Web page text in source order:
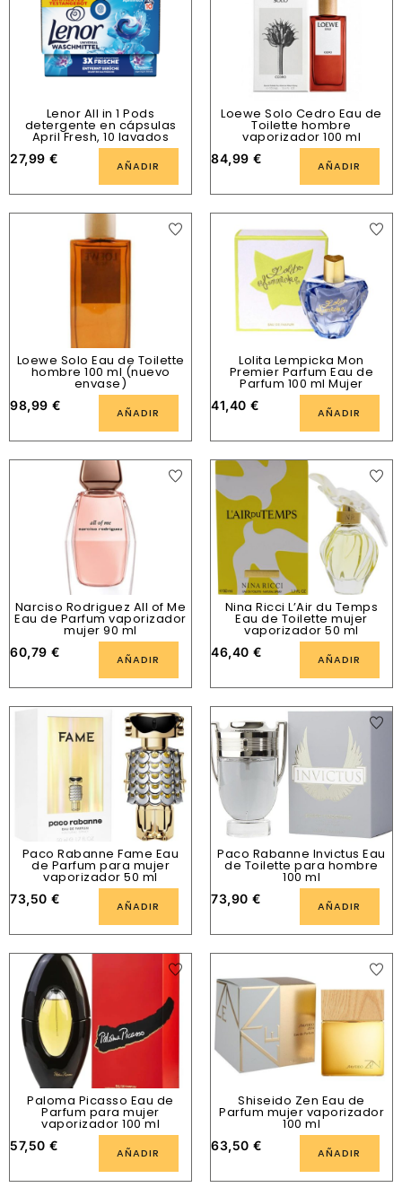
Lenor All in 1 Pods
detergente en cápsulas
April Fresh, 10 lavados
27,99 € AÑADIR
Loewe Solo Cedro Eau de
Toilette hombre
vaporizador 100 ml
84,99 € AÑADIR
Loewe Solo Eau de Toilette
hombre 100 ml (nuevo
envase)
98,99 € AÑADIR
Lolita Lempicka Mon
Premier Parfum Eau de
Parfum 100 ml Mujer
41,40 € AÑADIR
Narciso Rodriguez All of Me
Eau de Parfum vaporizador
mujer 90 ml
60,79 € AÑADIR
Nina Ricci L’Air du Temps
Eau de Toilette mujer
vaporizador 50 ml
46,40 € AÑADIR
Paco Rabanne Fame Eau
de Parfum para mujer
vaporizador 50 ml
73,50 € AÑADIR
Paco Rabanne Invictus Eau
de Toilette para hombre
100 ml
73,90 € AÑADIR
Paloma Picasso Eau de
Parfum para mujer
vaporizador 100 ml
57,50 € AÑADIR
Shiseido Zen Eau de
Parfum mujer vaporizador
100 ml
63,50 € AÑADIR